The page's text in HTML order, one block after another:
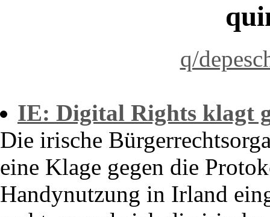
q/
IE: Digital Rights klagt
Die irische
eine Klage gegen die
Handynutzung in Irland